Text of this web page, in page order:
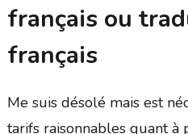
français ou
français
Me suis désolé mais est
tarifs raisonnables quant à